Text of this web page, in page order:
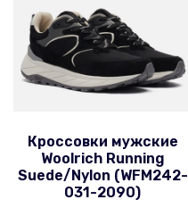
Кроссовки мужские
Woolrich Running
Suede/Nylon (WFM242-
031-2090)